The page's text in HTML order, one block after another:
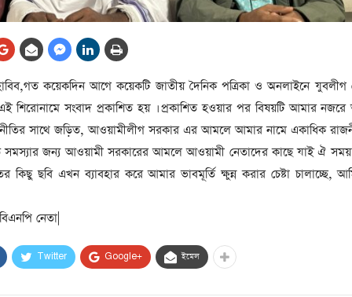
কয়েকদিন আগে কয়েকটি জাতীয় দৈনিক পত্রিকা ও অনলাইনে যুবলীগ
এই শিরোনামে সংবাদ প্রকাশিত হয় । প্রকাশিত হওয়ার পর বিষয়টি আমার
সাথে জড়িত, আওয়ামীলীগ সরকার এর আমলে আমার নামে একাধিক
সমস্যার জন্য আওয়ামী সরকারের আমলে আওয়ামী নেতাদের কাছে যাই‌ ঐ
কিছু ছবি এখন ব্যাবহার করে আমার ভাবমূর্তি ক্ষুন্ন করার চেষ্টা চালাচ্ছে,
নেতা|
Twitter Google+ ইমেল
সেহরি, ইফতার ও তারাবির
সময় নিরবচ্ছিন্ন বিদ্যুৎ রাখার
নির্দেশ: প্রধানমন্ত্রী তারেক
রহমান
দেশের ১১তম প্রধানমন্ত্রী হলেন
তারেক রহমান
আর্কাইভ থেকে
পারে, ২৫ পূর্ণমন্ত্রী, প্রতিমন্ত্রী